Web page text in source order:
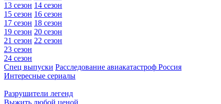
13 сезон 14 сезон
15 сезон 16 сезон
17 сезон 18 сезон
19 сезон 20 сезон
21 сезон 22 сезон
23 сезон
24 сезон
Спец выпуски Расследование авиакатастроф Россия
Интересные сериалы
Разрушители легенд
Выжить любой ценой